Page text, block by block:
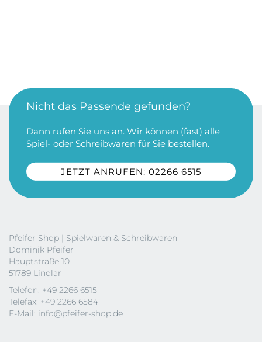
Nicht das Passende gefunden?
Dann rufen Sie uns an. Wir können (fast) alle
Spiel- oder Schreibwaren für Sie bestellen.
JETZT ANRUFEN: 02266 6515
Pfeifer Shop | Spielwaren & Schreibwaren
Dominik Pfeifer
Hauptstraße 10
51789 Lindlar
Telefon: +49 2266 6515
Telefax: +49 2266 6584
E-Mail: info@pfeifer-shop.de